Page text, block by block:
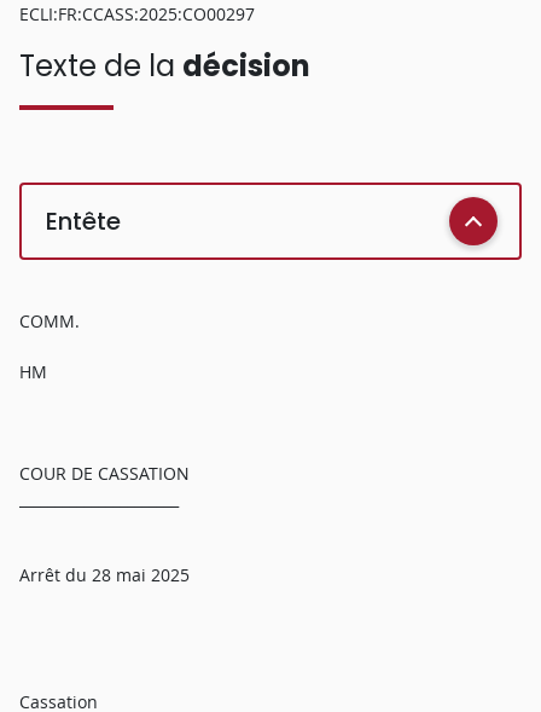
ECLI:FR:CCASS:2025:CO00297
Texte de la décision
Entête
COMM.
HM
COUR DE CASSATION
Arrêt du 28 mai 2025
Cassation